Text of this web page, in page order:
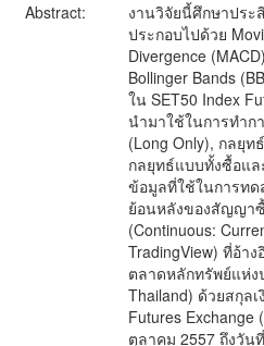
Abstract:
งานวิจัยนี้ศึกษาประ
ประกอบไปด้วย
Divergence
Bollinger Bands
ใน SET50 Index
นำมาใช้ในการทำ
(Long Only), กลยุ
กลยุทธ์แบบทั้งซื้อแล
ข้อมูลที่ใช้ในการทด
ย้อนหลังของสัญญา
(Continuous:
TradingView) ที่อ้า
ตลาดหลักทรัพย์แห่ง
Thailand) ด้วยสกุล
Futures
ตุลาคม 2557 ถึงวัน